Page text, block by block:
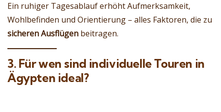
Ein ruhiger Tagesablauf erhöht Aufmerksamkeit,
Wohlbefinden und Orientierung – alles Faktoren, die zu
sicheren Ausflügen beitragen.
3. Für wen sind individuelle Touren in
Ägypten ideal?